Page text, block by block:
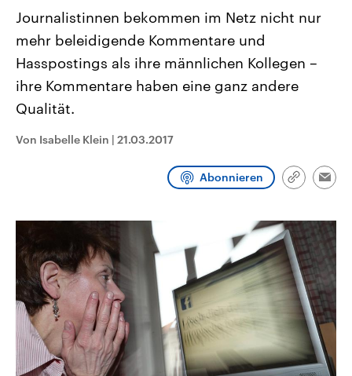
Landtagswahl Sachsen-Anhalt
2026
Alle Informationen
Sachsen-Anhalt wählt am 6.
Landtag. Seit 2021 wird das
Wahlprogramme, aktuelle Berichte
und Kandidaten der anstehenden
Wahl.
Aktuelle Beiträge,
aktuelle Weltgeschehen.
Audio-Archiv
Journalistinnen bekommen im Netz nicht nur
mehr beleidigende Kommentare und
Hasspostings als ihre männlichen Kollegen –
ihre Kommentare haben eine ganz andere
Qualität.
Von Isabelle Klein | 21.03.2017
Abonnieren
Link